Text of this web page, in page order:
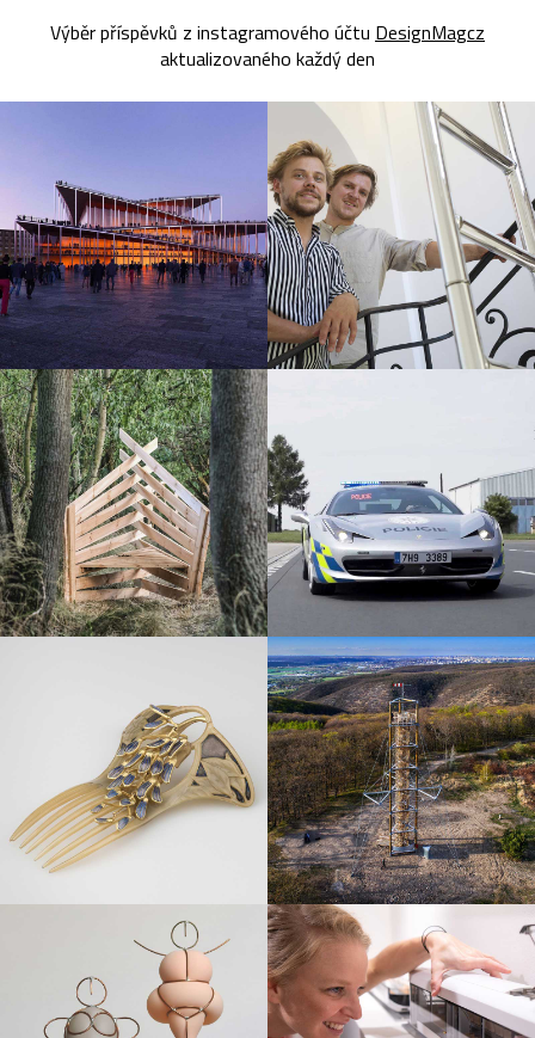
Výběr příspěvků z instagramového účtu DesignMagcz
aktualizovaného každý den